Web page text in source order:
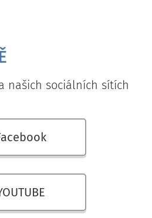
našich sociálních sítích